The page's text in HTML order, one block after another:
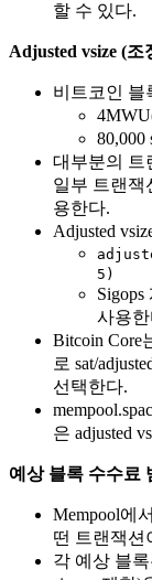
할 수 있다.
Adjusted vsize (
비트코인 블
80,000
대부분의 트
일부 트랜잭
용한다.
Adjusted
5)
사용한
Bitcoin Core
로 sat/
선택한다.
은 adjusted
예상 블록 수수료
Mempool에
떤 트랜잭션
각 예상 블